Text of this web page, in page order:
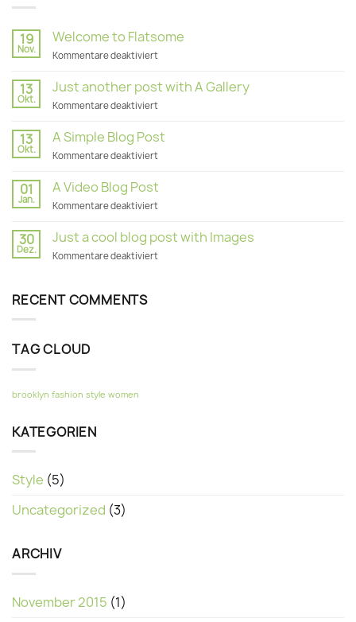
19
Nov.
Welcome to Flatsome
Kommentare deaktiviertfür
to
Flatsome
13
Okt.
Just another post with A Gallery
Kommentare deaktiviertfür
another
post
with
Gallery
13
Okt.
A Simple Blog Post
Kommentare deaktiviertfür
Simple
Blog
Post
01
Jan.
A Video Blog Post
Kommentare deaktiviertfür
Video
Blog
Post
30
Dez.
Just a cool blog post with Images
Kommentare deaktiviertfür
RECENT COMMENTS
TAG CLOUD
brooklyn fashion style women
KATEGORIEN
Style (5)
Uncategorized (3)
ARCHIV
November 2015 (1)